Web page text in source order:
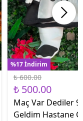
%17 İndirim
₺ 600.00
₺ 500.00
Maç Var Dediler 9
Geldim Hastane